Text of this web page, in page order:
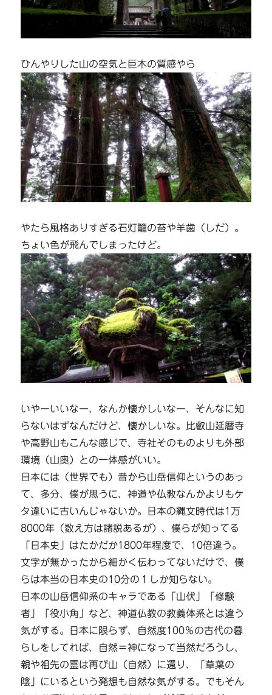
ひんやりした山の空気と巨木の質感やら
やたら風格ありすぎる石灯籠の苔や羊歯（しだ）。
ちょい色が飛んでしまったけど。
いやーいいなー、なんか懐かしいなー、そんなに知
らないはずなんだけど、懐かしいな。比叡山延暦寺
や高野山もこんな感じで、寺社そのものよりも外部
環境（山奥）との一体感がいい。
日本には（世界でも）昔から山岳信仰というのあっ
て、多分、僕が思うに、神道や仏教なんかよりもケ
タ違いに古いんじゃないか。日本の縄文時代は1万
8000年（数え方は諸説あるが）、僕らが知ってる
「日本史」はたかだか1800年程度で、10倍違う。
文字が無かったから細かく伝わってないだけで、僕
らは本当の日本史の10分の１しか知らない。
日本の山岳信仰系のキャラである「山伏」「修験
者」「役小角」など、神道仏教の教義体系とは違う
気がする。日本に限らず、自然度100％の古代の暮
らしをしてれば、自然＝神になって当然だろうし、
親や祖先の霊は再び山（自然）に還り、「草葉の
陰」にいるという発想も自然な気がする。でもそん